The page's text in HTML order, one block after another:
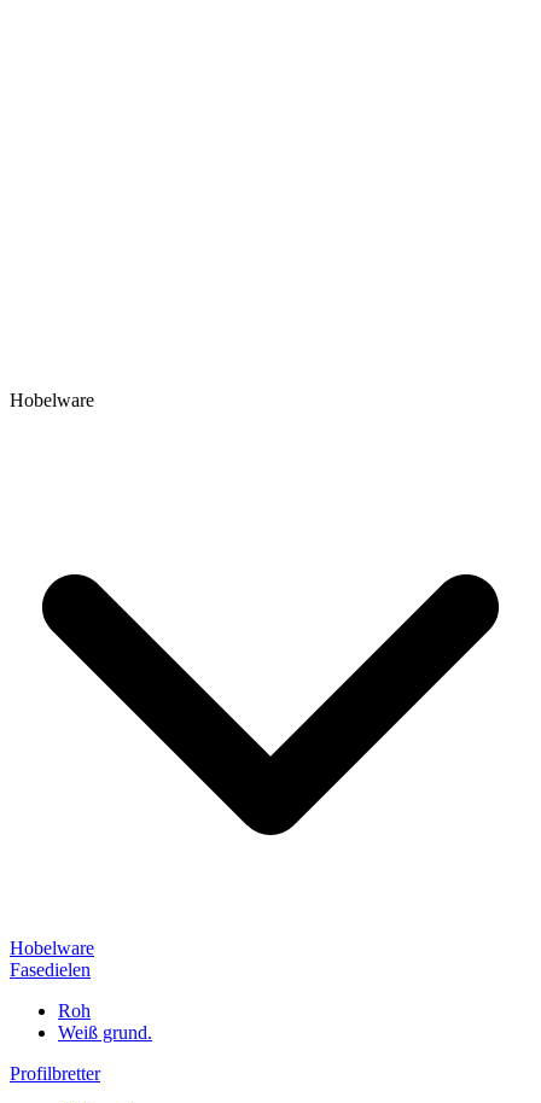
Hobelware
Hobelware
Fasedielen
Roh
Weiß grund.
Profilbretter